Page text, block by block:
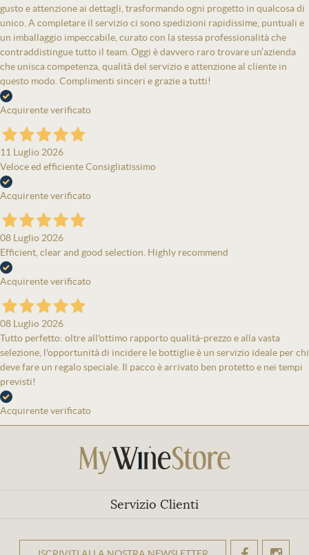
gusto e attenzione ai dettagli, trasformando ogni progetto in qualcosa di
unico. A completare il servizio ci sono spedizioni rapidissime, puntuali e
un imballaggio impeccabile, curato con la stessa professionalità che
contraddistingue tutto il team. Oggi è davvero raro trovare un’azienda
che unisca competenza, qualità del servizio e attenzione al cliente in
questo modo. Complimenti sinceri e grazie a tutti!
Acquirente verificato
11 Luglio 2026
Veloce ed efficiente Consigliatissimo
Acquirente verificato
08 Luglio 2026
Efficient, clear and good selection. Highly recommend
Acquirente verificato
08 Luglio 2026
Tutto perfetto: oltre all'ottimo rapporto qualità-prezzo e alla vasta
selezione, l'opportunità di incidere le bottiglie è un servizio ideale per chi
deve fare un regalo speciale. Il pacco è arrivato ben protetto e nei tempi
previsti!
Acquirente verificato
Servizio Clienti